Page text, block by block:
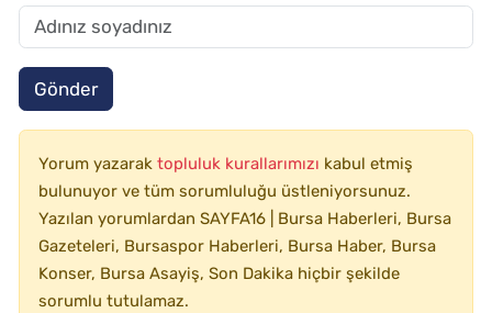
Gönder
Yorum yazarak topluluk kurallarımızı kabul etmiş
bulunuyor ve tüm sorumluluğu üstleniyorsunuz.
Yazılan yorumlardan SAYFA16 | Bursa Haberleri, Bursa
Gazeteleri, Bursaspor Haberleri, Bursa Haber, Bursa
Konser, Bursa Asayiş, Son Dakika hiçbir şekilde
sorumlu tutulamaz.